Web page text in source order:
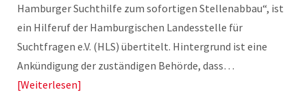
Hamburger Suchthilfe zum sofortigen Stellenabbau“, ist
ein Hilferuf der Hamburgischen Landesstelle für
Suchtfragen e.V. (HLS) übertitelt. Hintergrund ist eine
Ankündigung der zuständigen Behörde, dass…
Weiterlesen